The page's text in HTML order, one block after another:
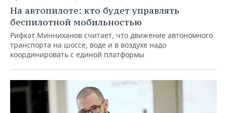
На автопилоте: кто будет управлять
беспилотной мобильностью
Рифкат Минниханов считает, что движение автономного
транспорта на шоссе, воде и в воздухе надо
координировать с единой платформы